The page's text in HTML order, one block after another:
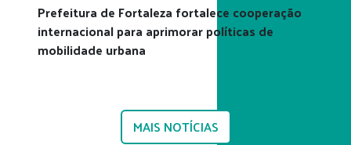
Prefeitura de Fortaleza fortalece cooperação
internacional para aprimorar políticas de
mobilidade urbana
MAIS NOTÍCIAS